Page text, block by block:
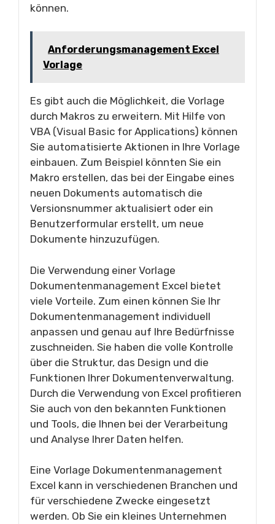
können.
Anforderungsmanagement Excel
Vorlage
Es gibt auch die Möglichkeit, die Vorlage
durch Makros zu erweitern. Mit Hilfe von
VBA (Visual Basic for Applications) können
Sie automatisierte Aktionen in Ihre Vorlage
einbauen. Zum Beispiel könnten Sie ein
Makro erstellen, das bei der Eingabe eines
neuen Dokuments automatisch die
Versionsnummer aktualisiert oder ein
Benutzerformular erstellt, um neue
Dokumente hinzuzufügen.
Die Verwendung einer Vorlage
Dokumentenmanagement Excel bietet
viele Vorteile. Zum einen können Sie Ihr
Dokumentenmanagement individuell
anpassen und genau auf Ihre Bedürfnisse
zuschneiden. Sie haben die volle Kontrolle
über die Struktur, das Design und die
Funktionen Ihrer Dokumentenverwaltung.
Durch die Verwendung von Excel profitieren
Sie auch von den bekannten Funktionen
und Tools, die Ihnen bei der Verarbeitung
und Analyse Ihrer Daten helfen.
Eine Vorlage Dokumentenmanagement
Excel kann in verschiedenen Branchen und
für verschiedene Zwecke eingesetzt
werden. Ob Sie ein kleines Unternehmen